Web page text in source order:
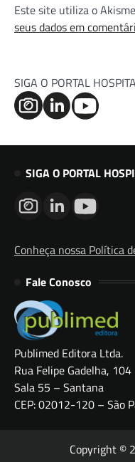
Este site utiliza o
seus dados em
SIGA O PORTAL
SIGA O PORTAL
Conheça nossa Política
Fale Conosco
Publimed Editora Ltda.
Rua Felipe Gadelha, 104
Sala 55 – Santana
CEP: 02012-120 – São
Copyright ©